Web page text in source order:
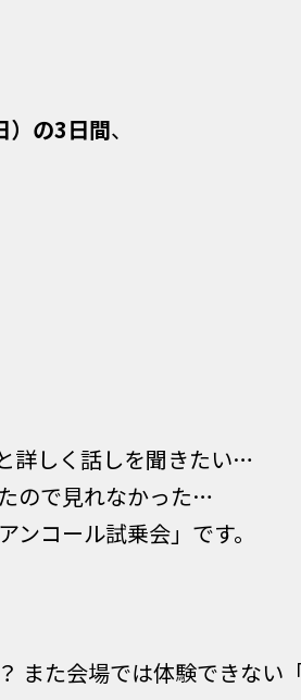
）の3日間、
詳しく話しを聞きたい…
ので見れなかった…
コール試乗会」です。
た会場では体験できない